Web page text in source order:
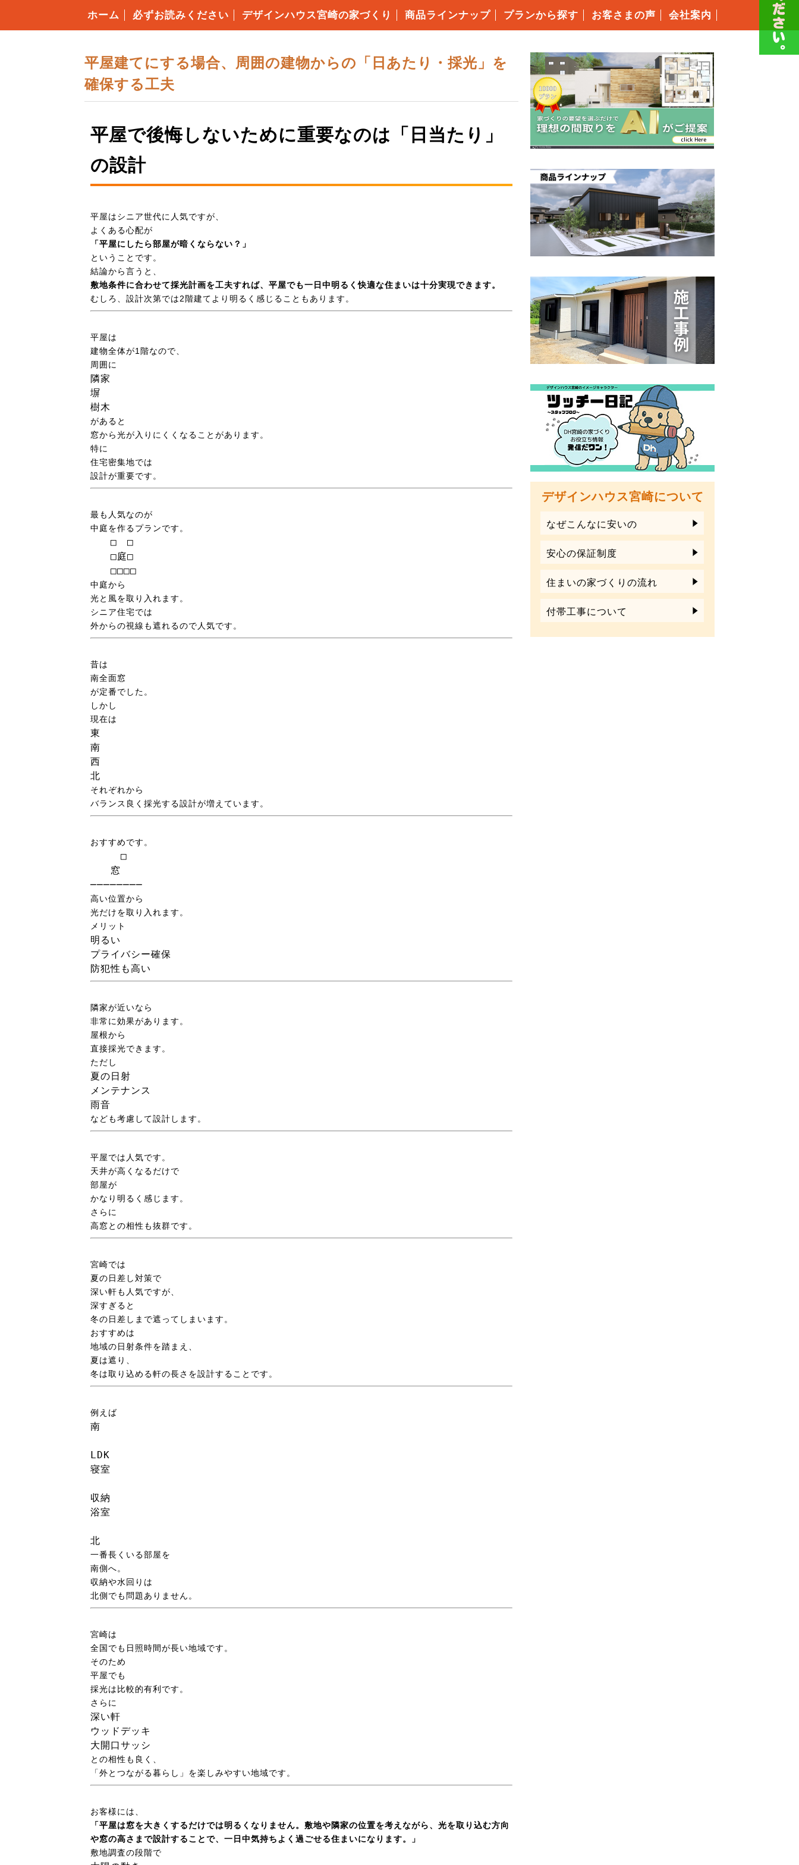
ホーム 必ずお読みください デザインハウス宮崎の家づくり 商品ラインナップ プランから探す お客さまの声 会社案内
平屋建てにする場合、周囲の建物からの「日あたり・採光」を
確保する工夫
平屋で後悔しないために重要なのは「日当たり」
の設計
平屋はシニア世代に人気ですが、
よくある心配が
「平屋にしたら部屋が暗くならない？」
ということです。
結論から言うと、
敷地条件に合わせて採光計画を工夫すれば、平屋でも一日中明るく快適な住まいは十分実現できます。
むしろ、設計次第では2階建てより明るく感じることもあります。
平屋は
建物全体が1階なので、
周囲に
隣家
塀
樹木
があると
窓から光が入りにくくなることがあります。
特に
住宅密集地では
設計が重要です。
最も人気なのが
中庭を作るプランです。
□　□
□庭□
□□□□
中庭から
光と風を取り入れます。
シニア住宅では
外からの視線も遮れるので人気です。
昔は
南全面窓
が定番でした。
しかし
現在は
東
南
西
北
それぞれから
バランス良く採光する設計が増えています。
おすすめです。
□
窓
────────
高い位置から
光だけを取り入れます。
メリット
明るい
プライバシー確保
防犯性も高い
隣家が近いなら
非常に効果があります。
屋根から
直接採光できます。
ただし
夏の日射
メンテナンス
雨音
なども考慮して設計します。
平屋では人気です。
天井が高くなるだけで
部屋が
かなり明るく感じます。
さらに
高窓との相性も抜群です。
宮崎では
夏の日差し対策で
深い軒も人気ですが、
深すぎると
冬の日差しまで遮ってしまいます。
おすすめは
地域の日射条件を踏まえ、
夏は遮り、
冬は取り込める軒の長さを設計することです。
例えば
南
LDK
寝室
収納
浴室
北
一番長くいる部屋を
南側へ。
収納や水回りは
北側でも問題ありません。
宮崎は
全国でも日照時間が長い地域です。
そのため
平屋でも
採光は比較的有利です。
さらに
深い軒
ウッドデッキ
大開口サッシ
との相性も良く、
「外とつながる暮らし」を楽しみやすい地域です。
お客様には、
「平屋は窓を大きくするだけでは明るくなりません。敷地や隣家の位置を考えながら、光を取り込む方向
や窓の高さまで設計することで、一日中気持ちよく過ごせる住まいになります。」
敷地調査の段階で
デザインハウス宮崎について
なぜこんなに安いの
安心の保証制度
住まいの家づくりの流れ
付帯工事について